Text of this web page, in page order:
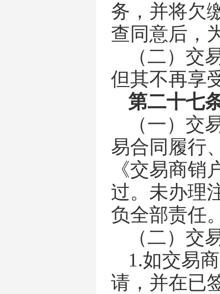
务，并将欠
查同意后，
（二） 交
但其不再享
第二十七
（一） 交
易合同履行
《交易商销
过。未办理
负全部责任
（二） 交
1.如交易商
请，并在已